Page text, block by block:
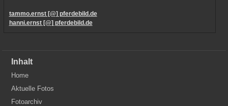
tammo.ernst [@] pferdebild.de
hanni.ernst [@] pferdebild.de
Inhalt
Home
Aktuelle Fotos
Fotoarchiv